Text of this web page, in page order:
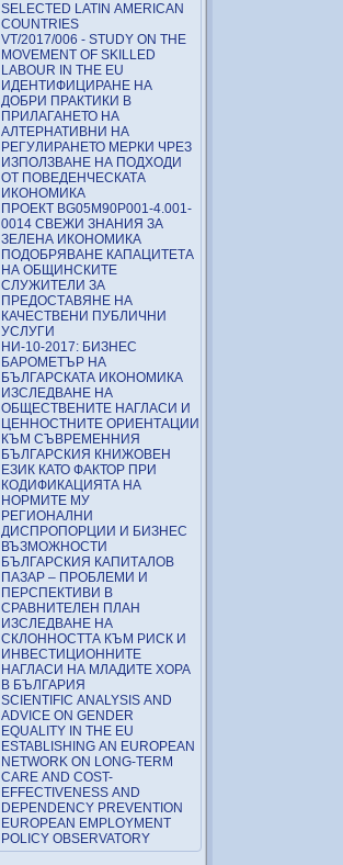
SELECTED LATIN AMERICAN
COUNTRIES
VT/2017/006 - STUDY ON THE
MOVEMENT OF SKILLED
LABOUR IN THE EU
ИДЕНТИФИЦИРАНЕ НА
ДОБРИ ПРАКТИКИ В
ПРИЛАГАНЕТО НА
АЛТЕРНАТИВНИ НА
РЕГУЛИРАНЕТО МЕРКИ ЧРЕЗ
ИЗПОЛЗВАНЕ НА ПОДХОДИ
ОТ ПОВЕДЕНЧЕСКАТА
ИКОНОМИКА
ПРОЕКТ BG05M90P001-4.001-
0014 СВЕЖИ ЗНАНИЯ ЗА
ЗЕЛЕНА ИКОНОМИКА
ПОДОБРЯВАНЕ КАПАЦИТЕТА
НА ОБЩИНСКИТЕ
СЛУЖИТЕЛИ ЗА
ПРЕДОСТАВЯНЕ НА
КАЧЕСТВЕНИ ПУБЛИЧНИ
УСЛУГИ
НИ-10-2017: БИЗНЕС
БАРОМЕТЪР НА
БЪЛГАРСКАТА ИКОНОМИКА
ИЗСЛЕДВАНЕ НА
ОБЩЕСТВЕНИТЕ НАГЛАСИ И
ЦЕННОСТНИТЕ ОРИЕНТАЦИИ
КЪМ СЪВРЕМЕННИЯ
БЪЛГАРСКИЯ КНИЖОВЕН
ЕЗИК КАТО ФАКТОР ПРИ
КОДИФИКАЦИЯТА НА
НОРМИТЕ МУ
РЕГИОНАЛНИ
ДИСПРОПОРЦИИ И БИЗНЕС
ВЪЗМОЖНОСТИ
БЪЛГАРСКИЯ КАПИТАЛОВ
ПАЗАР – ПРОБЛЕМИ И
ПЕРСПЕКТИВИ В
СРАВНИТЕЛЕН ПЛАН
ИЗСЛЕДВАНЕ НА
СКЛОННОСТТА КЪМ РИСК И
ИНВЕСТИЦИОННИТЕ
НАГЛАСИ НА МЛАДИТЕ ХОРА
В БЪЛГАРИЯ
SCIENTIFIC ANALYSIS AND
ADVICE ON GENDER
EQUALITY IN THE EU
ESTABLISHING AN EUROPEAN
NETWORK ON LONG-TERM
CARE AND COST-
EFFECTIVENESS AND
DEPENDENCY PREVENTION
EUROPEAN EMPLOYMENT
POLICY OBSERVATORY